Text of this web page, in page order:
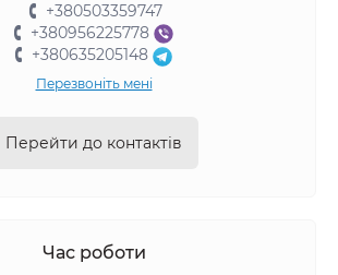
+380503359747
+380956225778
+380635205148
Перезвоніть мені
Перейти до контактів
Час роботи